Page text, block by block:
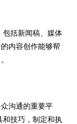
包括新闻稿、媒体
内容创作能够帮
沟通的重要平
和技巧，制定和执